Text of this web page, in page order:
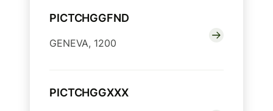
PICTCHGGFND
GENEVA, 1200
PICTCHGGXXX